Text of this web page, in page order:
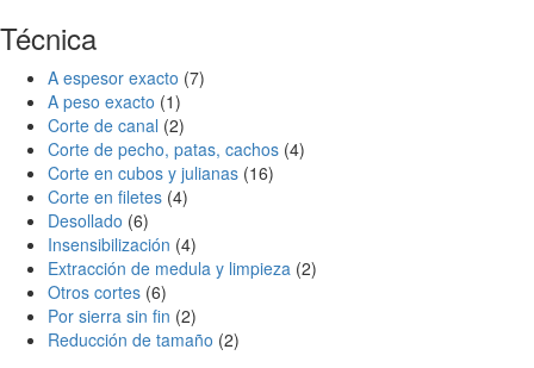
Técnica
A espesor exacto (7)
A peso exacto (1)
Corte de canal (2)
Corte de pecho, patas, cachos (4)
Corte en cubos y julianas (16)
Corte en filetes (4)
Desollado (6)
Insensibilización (4)
Extracción de medula y limpieza (2)
Otros cortes (6)
Por sierra sin fin (2)
Reducción de tamaño (2)